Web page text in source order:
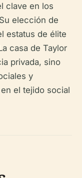
clave en los
elección de
estatus de élite
casa de Taylor
privada, sino
y
el tejido social